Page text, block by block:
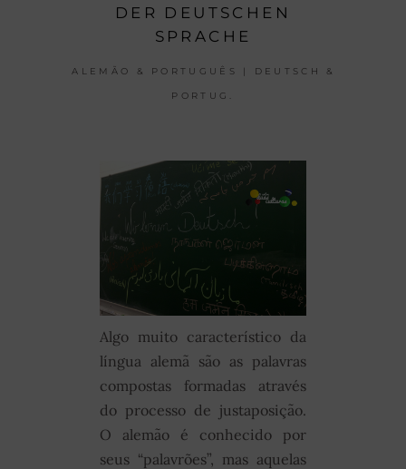
DER DEUTSCHEN
SPRACHE
ALEMÃO & PORTUGUÊS | DEUTSCH &
PORTUG.
Algo muito característico da
língua alemã são as palavras
compostas formadas através
do processo de justaposição.
O alemão é conhecido por
seus “palavrões”, mas aquelas